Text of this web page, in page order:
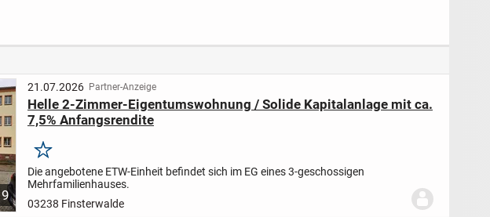
9
21.07.2026 Partner-Anzeige
Helle 2-Zimmer-Eigentumswohnung / Solide Kapitalanlage mit ca.
7,5% Anfangsrendite
Merken
Die angebotene ETW-Einheit befindet sich im EG eines 3-geschossigen
Mehrfamilienhauses.
03238 Finsterwalde